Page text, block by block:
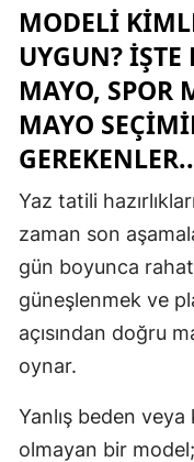
MODELI
UYGUN?
MAYO, SPOR
MAYO
Yaz tatili
zaman son
gün boyunca
güneşlenmek ve
açısından doğru
oynar.
Yanlış beden veya
olmayan bir